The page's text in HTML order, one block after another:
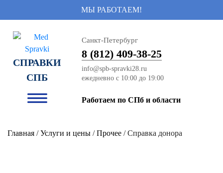
МЫ РАБОТАЕМ!
СПРАВКИ
СПБ
Санкт-Петербург
8 (812) 409-38-25
info@spb-spravki28.ru
Работаем по СПб и области
Главная /Услуги и цены /Прочее / Справка донора